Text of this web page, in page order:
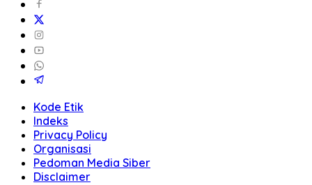
Kode Etik
Indeks
Privacy Policy
Organisasi
Pedoman Media Siber
Disclaimer